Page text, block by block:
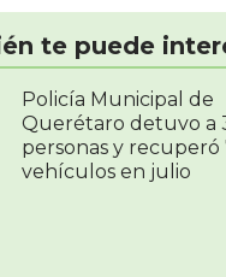
te puede
Policía Municipal de
Querétaro detuvo a
personas y recuperó
vehículos en julio